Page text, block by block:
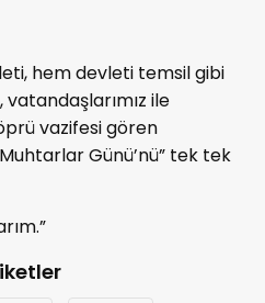
hem devleti temsil gibi
ile
vazifesi gören
Muhtarlar Günü’nü” tek tek